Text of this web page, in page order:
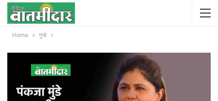
Home गुन्हे